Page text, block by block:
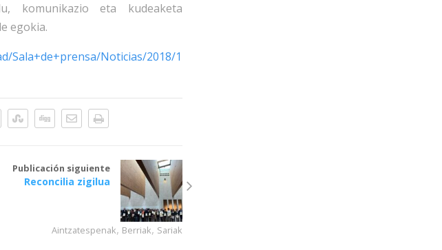
komunikazio eta kudeaketa
egokia.
Sala+de+prensa/Noticias/2018/12/14/
Publicación siguiente
Reconcilia zigilua
Aintzatespenak, Berriak, Sariak